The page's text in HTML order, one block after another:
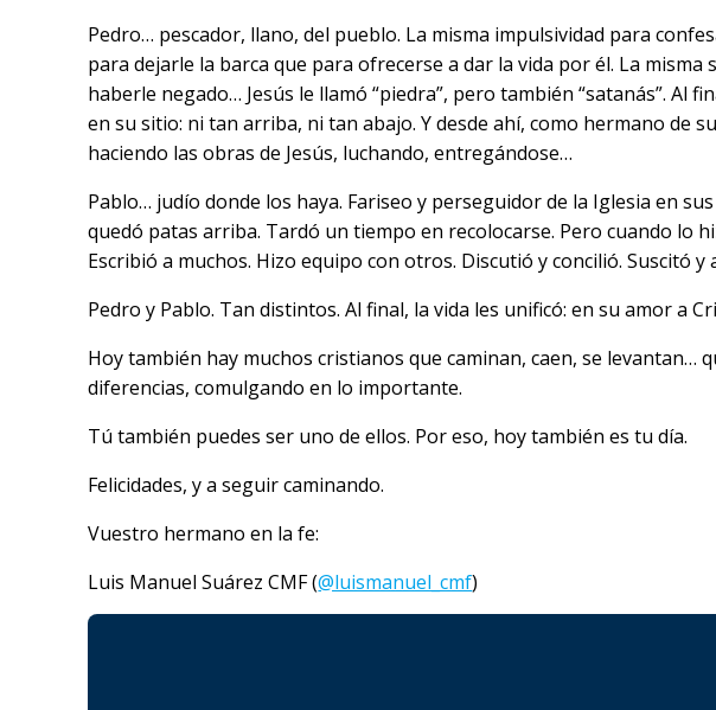
Pedro… pescador, llano, del pueblo. La misma impulsividad para
para dejarle la barca que para ofrecerse a dar la vida por él. La
haberle negado… Jesús le llamó “piedra”, pero también “satanás”.
en su sitio: ni tan arriba, ni tan abajo. Y desde ahí, como hermano de
haciendo las obras de Jesús, luchando, entregándose…
Pablo… judío donde los haya. Fariseo y perseguidor de la Iglesia en
quedó patas arriba. Tardó un tiempo en recolocarse. Pero cuando lo
Escribió a muchos. Hizo equipo con otros. Discutió y concilió. Suscitó
Pedro y Pablo. Tan distintos. Al final, la vida les unificó: en su amor a
Hoy también hay muchos cristianos que caminan, caen, se levantan…
diferencias, comulgando en lo importante.
Tú también puedes ser uno de ellos. Por eso, hoy también es tu día.
Felicidades, y a seguir caminando.
Vuestro hermano en la fe:
Luis Manuel Suárez CMF (@luismanuel_cmf)